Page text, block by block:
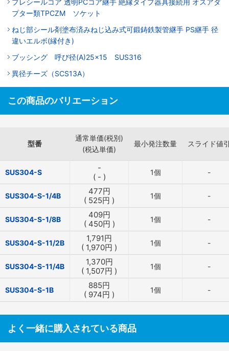
プレシールコア 透明PCコア継手 絶縁タイプ器具接続用 オスアダ
プター類TPCZM ソケット
ねじ部シール剤塗布済みねじ込み式可鍛鋳鉄製管継手 PS継手 径
違いエルボ(縁付き)
ブッシング 呼び径(A)25×15 SUS316
異径チーズ（SCS13A）
この商品のバリエーション
型番
通常単価(税別)
(税込単価)
最小発注数量 スライド値
SUS304-S
-
( - ) 1個 -
SUS304-S-1/4B 477円
( 525円 ) 1個 -
SUS304-S-1/8B 409円
( 450円 ) 1個 -
SUS304-S-11/2B 1,791円
( 1,970円 ) 1個 -
SUS304-S-11/4B 1,370円
( 1,507円 ) 1個 -
SUS304-S-1B 885円
( 974円 ) 1個 -
よく一緒に購入されている商品